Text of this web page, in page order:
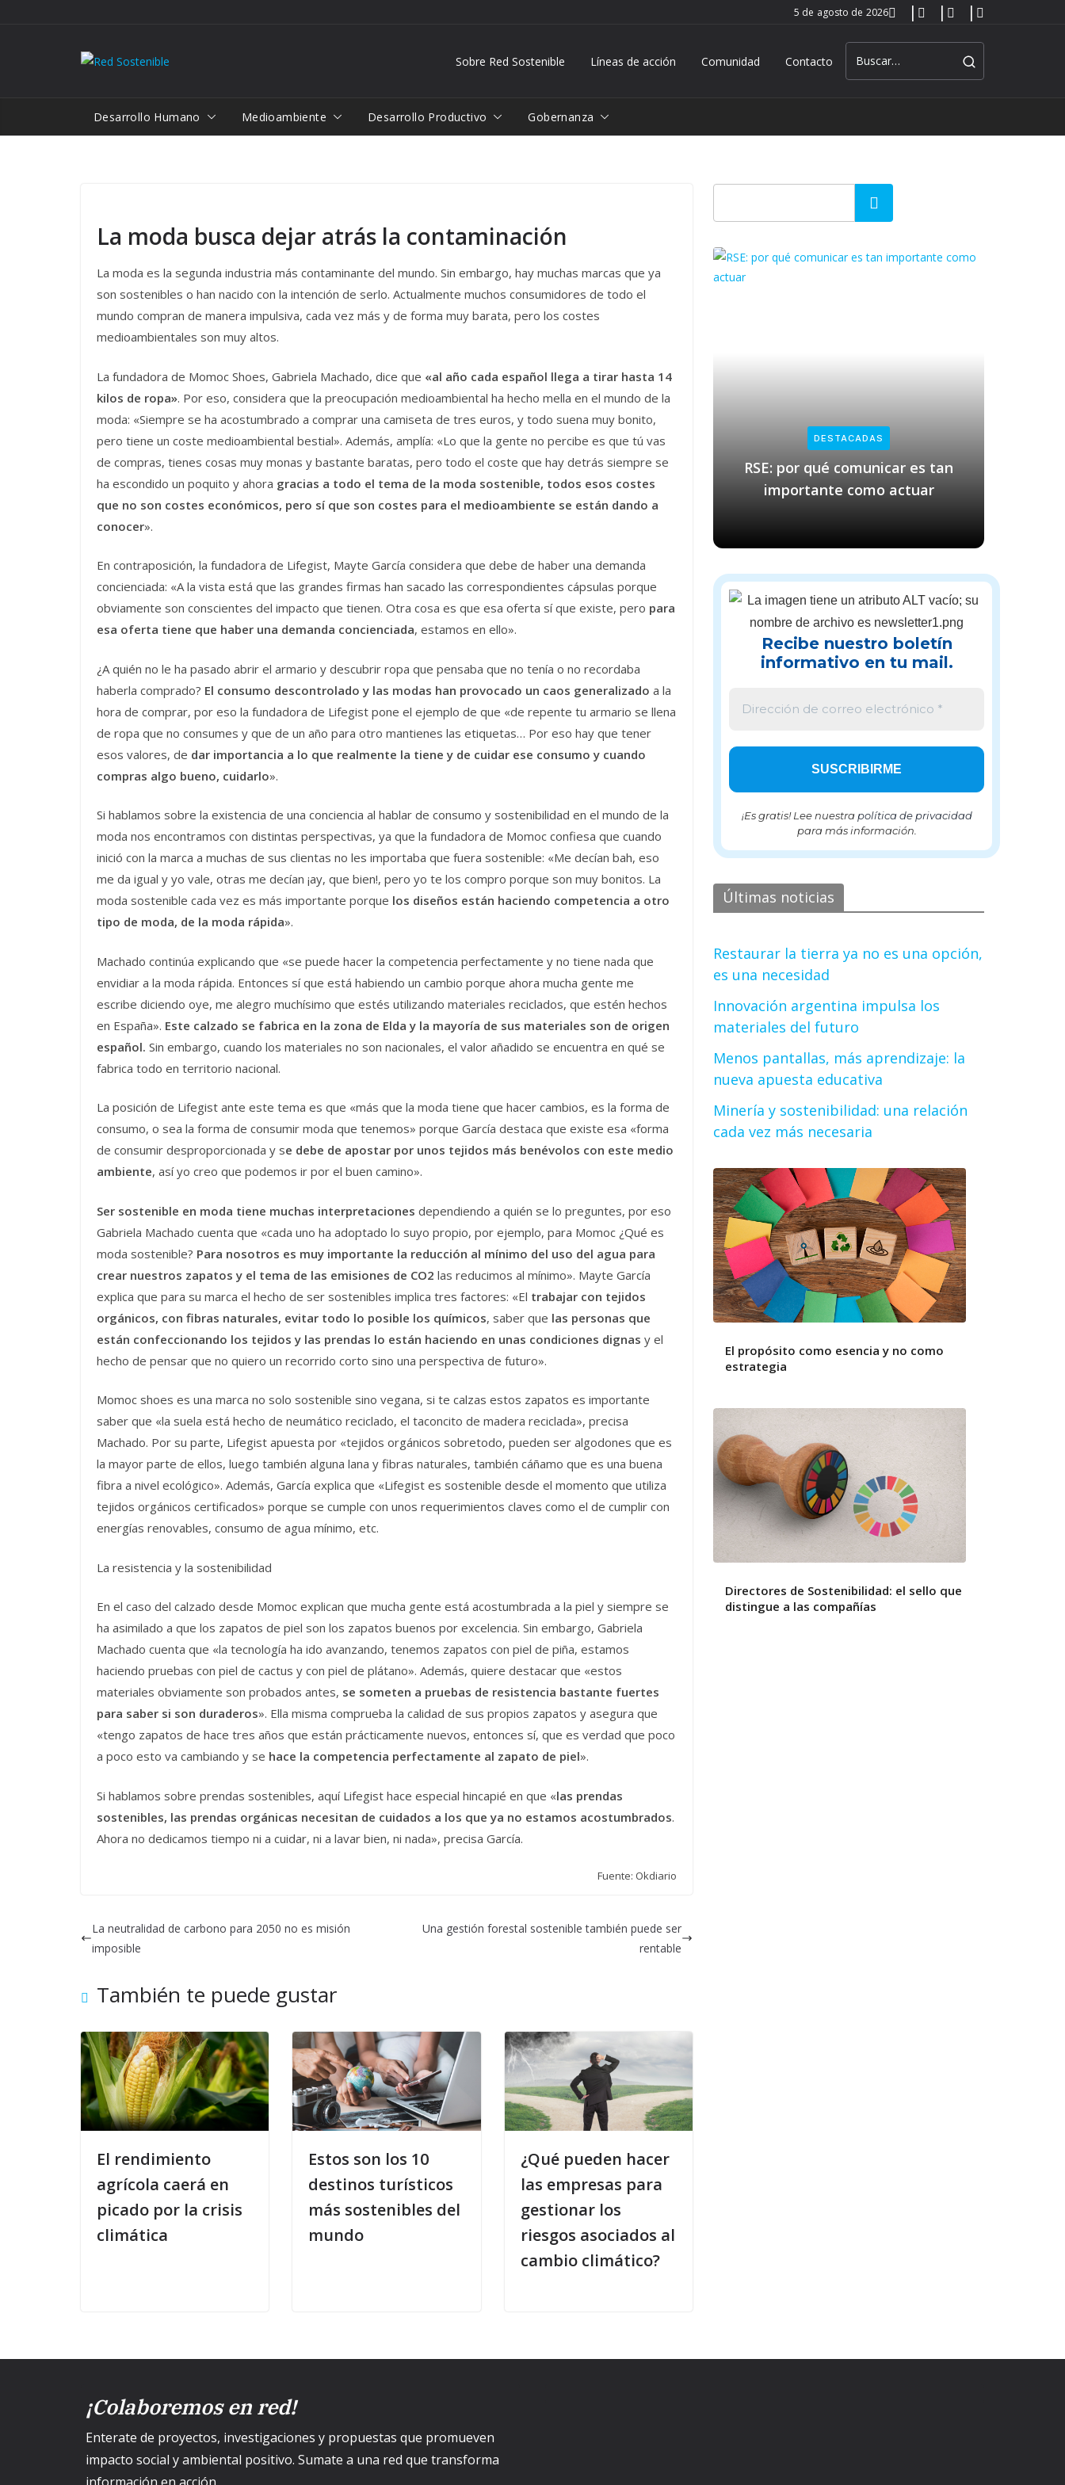
5 de agosto de 2026
Sobre Red Sostenible Líneas de acción Comunidad Contacto
Desarrollo Humano Medioambiente Desarrollo Productivo Gobernanza
La moda busca dejar atrás la contaminación
La moda es la segunda industria más contaminante del mundo. Sin embargo, hay muchas marcas que ya
son sostenibles o han nacido con la intención de serlo. Actualmente muchos consumidores de todo el
mundo compran de manera impulsiva, cada vez más y de forma muy barata, pero los costes
medioambientales son muy altos.
La fundadora de Momoc Shoes, Gabriela Machado, dice que «al año cada español llega a tirar hasta 14
kilos de ropa». Por eso, considera que la preocupación medioambiental ha hecho mella en el mundo de la
moda: «Siempre se ha acostumbrado a comprar una camiseta de tres euros, y todo suena muy bonito,
pero tiene un coste medioambiental bestial». Además, amplía: «Lo que la gente no percibe es que tú vas
de compras, tienes cosas muy monas y bastante baratas, pero todo el coste que hay detrás siempre se
ha escondido un poquito y ahora gracias a todo el tema de la moda sostenible, todos esos costes
que no son costes económicos, pero sí que son costes para el medioambiente se están dando a
conocer».
En contraposición, la fundadora de Lifegist, Mayte García considera que debe de haber una demanda
concienciada: «A la vista está que las grandes firmas han sacado las correspondientes cápsulas porque
obviamente son conscientes del impacto que tienen. Otra cosa es que esa oferta sí que existe, pero para
esa oferta tiene que haber una demanda concienciada, estamos en ello».
¿A quién no le ha pasado abrir el armario y descubrir ropa que pensaba que no tenía o no recordaba
haberla comprado? El consumo descontrolado y las modas han provocado un caos generalizado a la
hora de comprar, por eso la fundadora de Lifegist pone el ejemplo de que «de repente tu armario se llena
de ropa que no consumes y que de un año para otro mantienes las etiquetas… Por eso hay que tener
esos valores, de dar importancia a lo que realmente la tiene y de cuidar ese consumo y cuando
compras algo bueno, cuidarlo».
Si hablamos sobre la existencia de una conciencia al hablar de consumo y sostenibilidad en el mundo de la
moda nos encontramos con distintas perspectivas, ya que la fundadora de Momoc confiesa que cuando
inició con la marca a muchas de sus clientas no les importaba que fuera sostenible: «Me decían bah, eso
me da igual y yo vale, otras me decían ¡ay, que bien!, pero yo te los compro porque son muy bonitos. La
moda sostenible cada vez es más importante porque los diseños están haciendo competencia a otro
tipo de moda, de la moda rápida».
Machado continúa explicando que «se puede hacer la competencia perfectamente y no tiene nada que
envidiar a la moda rápida. Entonces sí que está habiendo un cambio porque ahora mucha gente me
escribe diciendo oye, me alegro muchísimo que estés utilizando materiales reciclados, que estén hechos
en España». Este calzado se fabrica en la zona de Elda y la mayoría de sus materiales son de origen
español. Sin embargo, cuando los materiales no son nacionales, el valor añadido se encuentra en qué se
fabrica todo en territorio nacional.
La posición de Lifegist ante este tema es que «más que la moda tiene que hacer cambios, es la forma de
consumo, o sea la forma de consumir moda que tenemos» porque García destaca que existe esa «forma
de consumir desproporcionada y se debe de apostar por unos tejidos más benévolos con este medio
ambiente, así yo creo que podemos ir por el buen camino».
Ser sostenible en moda tiene muchas interpretaciones dependiendo a quién se lo preguntes, por eso
Gabriela Machado cuenta que «cada uno ha adoptado lo suyo propio, por ejemplo, para Momoc ¿Qué es
moda sostenible? Para nosotros es muy importante la reducción al mínimo del uso del agua para
crear nuestros zapatos y el tema de las emisiones de CO2 las reducimos al mínimo». Mayte García
explica que para su marca el hecho de ser sostenibles implica tres factores: «El trabajar con tejidos
orgánicos, con fibras naturales, evitar todo lo posible los químicos, saber que las personas que
están confeccionando los tejidos y las prendas lo están haciendo en unas condiciones dignas y el
hecho de pensar que no quiero un recorrido corto sino una perspectiva de futuro».
Momoc shoes es una marca no solo sostenible sino vegana, si te calzas estos zapatos es importante
saber que «la suela está hecho de neumático reciclado, el taconcito de madera reciclada», precisa
Machado. Por su parte, Lifegist apuesta por «tejidos orgánicos sobretodo, pueden ser algodones que es
la mayor parte de ellos, luego también alguna lana y fibras naturales, también cáñamo que es una buena
fibra a nivel ecológico». Además, García explica que «Lifegist es sostenible desde el momento que utiliza
tejidos orgánicos certificados» porque se cumple con unos requerimientos claves como el de cumplir con
energías renovables, consumo de agua mínimo, etc.
La resistencia y la sostenibilidad
En el caso del calzado desde Momoc explican que mucha gente está acostumbrada a la piel y siempre se
ha asimilado a que los zapatos de piel son los zapatos buenos por excelencia. Sin embargo, Gabriela
Machado cuenta que «la tecnología ha ido avanzando, tenemos zapatos con piel de piña, estamos
haciendo pruebas con piel de cactus y con piel de plátano». Además, quiere destacar que «estos
materiales obviamente son probados antes, se someten a pruebas de resistencia bastante fuertes
para saber si son duraderos». Ella misma comprueba la calidad de sus propios zapatos y asegura que
«tengo zapatos de hace tres años que están prácticamente nuevos, entonces sí, que es verdad que poco
a poco esto va cambiando y se hace la competencia perfectamente al zapato de piel».
Si hablamos sobre prendas sostenibles, aquí Lifegist hace especial hincapié en que «las prendas
sostenibles, las prendas orgánicas necesitan de cuidados a los que ya no estamos acostumbrados.
Ahora no dedicamos tiempo ni a cuidar, ni a lavar bien, ni nada», precisa García.
Fuente: Okdiario
La neutralidad de carbono para 2050 no es misión
imposible
Una gestión forestal sostenible también puede ser
rentable
También te puede gustar
El rendimiento
agrícola caerá en
picado por la crisis
climática
Estos son los 10
destinos turísticos
más sostenibles del
mundo
¿Qué pueden hacer
las empresas para
gestionar los
riesgos asociados al
cambio climático?
DESTACADAS
RSE: por qué comunicar es tan
importante como actuar
Recibe nuestro boletín
informativo en tu mail.
¡Es gratis! Lee nuestra política de privacidad
para más información.
Últimas noticias
Restaurar la tierra ya no es una opción,
es una necesidad
Innovación argentina impulsa los
materiales del futuro
Menos pantallas, más aprendizaje: la
nueva apuesta educativa
Minería y sostenibilidad: una relación
cada vez más necesaria
El propósito como esencia y no como
estrategia
Directores de Sostenibilidad: el sello que
distingue a las compañías
¡Colaboremos en red!
Enterate de proyectos, investigaciones y propuestas que promueven
impacto social y ambiental positivo. Sumate a una red que transforma